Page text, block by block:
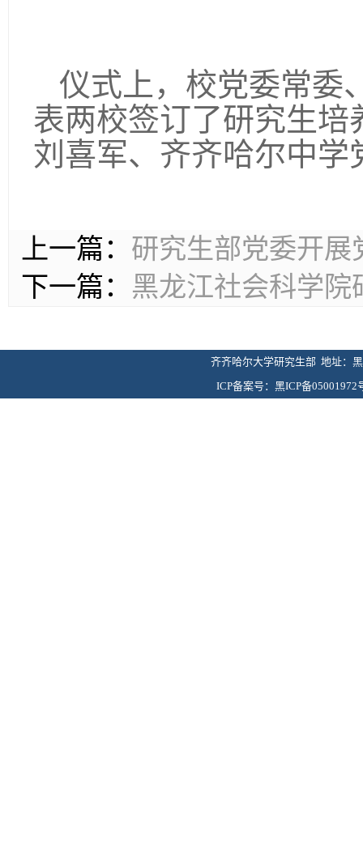
仪式上，校党委常委
表两校签订了研究生
刘喜军、齐齐哈尔中
上一篇： 研究生部党委开展
下一篇： 黑龙江社会科学
齐齐哈尔大学研究生部 地址：
ICP备案号：黑ICP备05001972